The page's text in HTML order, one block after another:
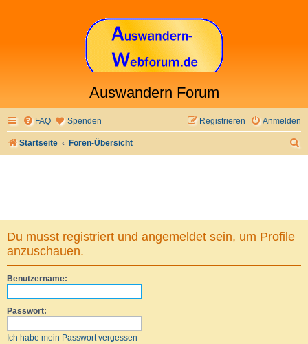
Auswandern Forum
FAQ Spenden Anmelden
Registrieren
Startseite Foren-Übersicht
Du musst registriert und angemeldet sein, um Profile
anzuschauen.
Benutzername:
Passwort:
Ich habe mein Passwort vergessen